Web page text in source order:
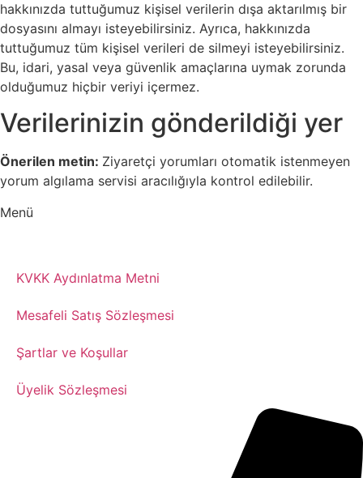
hakkınızda tuttuğumuz kişisel verilerin dışa aktarılmış bir
dosyasını almayı isteyebilirsiniz. Ayrıca, hakkınızda
tuttuğumuz tüm kişisel verileri de silmeyi isteyebilirsiniz.
Bu, idari, yasal veya güvenlik amaçlarına uymak zorunda
olduğumuz hiçbir veriyi içermez.
Verilerinizin gönderildiği yer
Önerilen metin: Ziyaretçi yorumları otomatik istenmeyen
yorum algılama servisi aracılığıyla kontrol edilebilir.
Menü
KVKK Aydınlatma Metni
Mesafeli Satış Sözleşmesi
Şartlar ve Koşullar
Üyelik Sözleşmesi